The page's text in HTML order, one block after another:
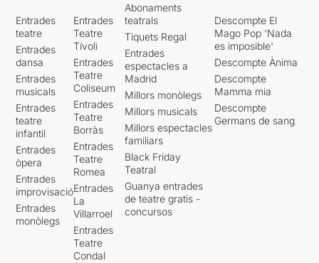
Entrades
teatre
Entrades
dansa
Entrades
musicals
Entrades
teatre
infantil
Entrades
òpera
Entrades
improvisació
Entrades
monòlegs
Entrades
Teatre
Tívoli
Entrades
Teatre
Coliseum
Entrades
Teatre
Borràs
Entrades
Teatre
Romea
Entrades
La
Villarroel
Entrades
Teatre
Condal
Abonaments
teatrals
Tiquets Regal
Entrades
espectacles a
Madrid
Millors monòlegs
Millors musicals
Millors espectacles
familiars
Black Friday
Teatral
Guanya entrades
de teatre gratis -
concursos
Descompte El
Mago Pop 'Nada
es imposible'
Descompte Ànima
Descompte
Mamma mia
Descompte
Germans de sang